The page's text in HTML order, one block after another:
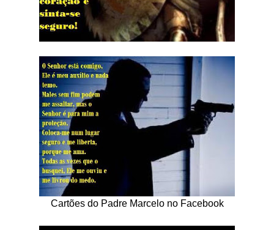
Cartões do Padre Marcelo no Facebook